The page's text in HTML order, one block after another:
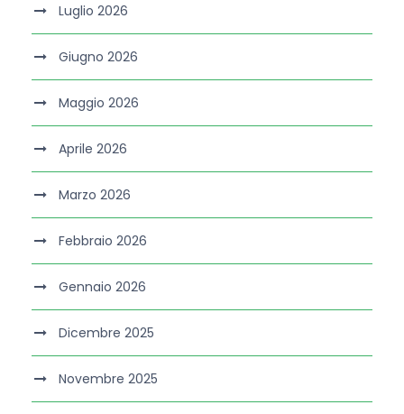
Luglio 2026
Giugno 2026
Maggio 2026
Aprile 2026
Marzo 2026
Febbraio 2026
Gennaio 2026
Dicembre 2025
Novembre 2025